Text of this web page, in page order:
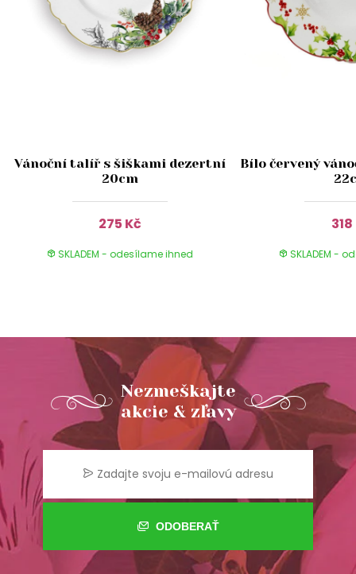
Vánoční talíř s šiškami dezertní
20cm
275 Kč
SKLADEM - odesílame ihned
Bílo červený
SKLADEM -
Nezmeškajte
akcie & zľavy
ODOBERAŤ